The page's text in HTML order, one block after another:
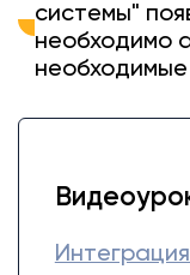
системы"
необходимо